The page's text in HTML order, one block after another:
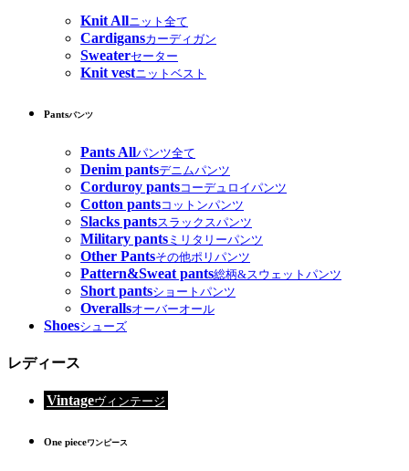
Knit Allニット全て
Cardigansカーディガン
Sweaterセーター
Knit vestニットベスト
Pantsパンツ
Pants Allパンツ全て
Denim pantsデニムパンツ
Corduroy pantsコーデュロイパンツ
Cotton pantsコットンパンツ
Slacks pantsスラックスパンツ
Military pants ミリタリーパンツ
Other Pantsその他ポリパンツ
Pattern&Sweat pants総柄&スウェットパンツ
Short pantsショートパンツ
Overallsオーバーオール
Shoesシューズ
レディース
Vintageヴィンテージ
One pieceワンピース